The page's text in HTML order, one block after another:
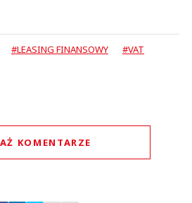
#LEASING FINANSOWY #VAT
KOMENTARZE